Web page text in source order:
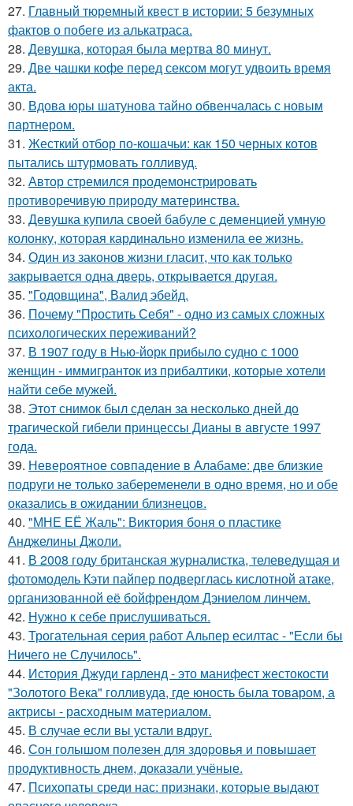
27. Главный тюремный квест в истории: 5 безумных
фактов о побеге из алькатраса.
28. Девушка, которая была мертва 80 минут.
29. Две чашки кофе перед сексом могут удвоить время
акта.
30. Вдова юры шатунова тайно обвенчалась с новым
партнером.
31. Жесткий отбор по-кошачьи: как 150 черных котов
пытались штурмовать голливуд.
32. Автор стремился продемонстрировать
противоречивую природу материнства.
33. Девушка купила своей бабуле с деменцией умную
колонку, которая кардинально изменила ее жизнь.
34. Один из законов жизни гласит, что как только
закрывается одна дверь, открывается другая.
35. "Годовщина", Валид эбейд.
36. Почему "Простить Себя" - одно из самых сложных
психологических переживаний?
37. В 1907 году в Нью-йорк прибыло судно с 1000
женщин - иммигранток из прибалтики, которые хотели
найти себе мужей.
38. Этот снимок был сделан за несколько дней до
трагической гибели принцессы Дианы в августе 1997
года.
39. Невероятное совпадение в Алабаме: две близкие
подруги не только забеременели в одно время, но и обе
оказались в ожидании близнецов.
40. "МНЕ ЕЁ Жаль": Виктория боня о пластике
Анджелины Джоли.
41. В 2008 году британская журналистка, телеведущая и
фотомодель Кэти пайпер подверглась кислотной атаке,
организованной её бойфрендом Дэниелом линчем.
42. Нужно к себе прислушиваться.
43. Трогательная серия работ Альпер есилтас - "Если бы
Ничего не Случилось".
44. История Джуди гарленд - это манифест жестокости
"Золотого Века" голливуда, где юность была товаром, а
актрисы - расходным материалом.
45. В случае если вы устали вдруг.
46. Сон голышом полезен для здоровья и повышает
продуктивность днем, доказали учёные.
47. Психопаты среди нас: признаки, которые выдают